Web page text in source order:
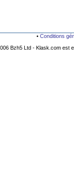
• Conditions
Bzh5 Ltd - Klask.com est